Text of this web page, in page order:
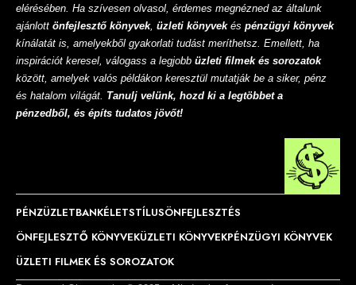
elérésében. Ha szívesen olvasol, érdemes megnézned az általunk
ajánlott önfejlesztő könyvek, üzleti könyvekés pénzügyi könyvek
kínálatát is, amelyekből gyakorlati tudást meríthetsz. Emellett, ha
inspirációt keresel, válogass a legjobb üzleti filmek és sorozatok
között, amelyek valós példákon keresztül mutatják be a siker, pénz
és hatalom világát. Tanulj velünk, hozd ki a legtöbbet a
pénzedből, és építs tudatos jövőt!
PÉNZÜZLETBANKÉLETSTÍLUSÖNFEJLESZTÉS
ÖNFEJLESZTŐ KÖNYVEKÜZLETI KÖNYVEKPÉNZÜGYI KÖNYVEK
ÜZLETI FILMEK ÉS SOROZATOK